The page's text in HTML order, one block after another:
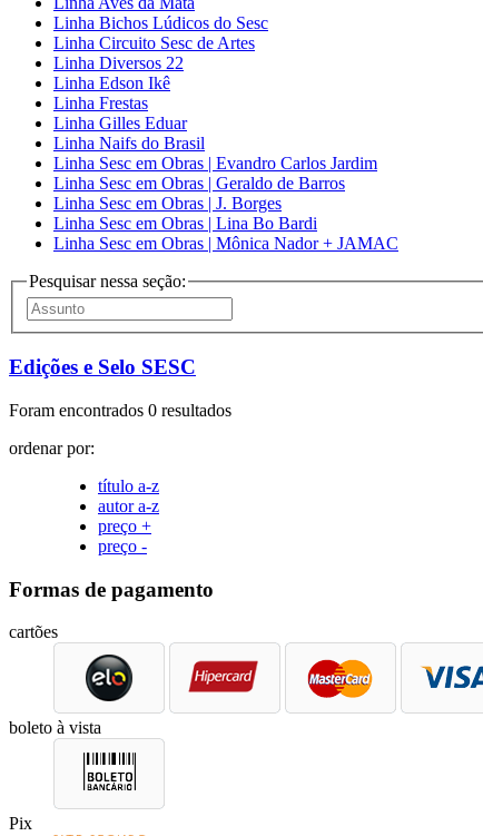
Linha Bichos Lúdicos do Sesc
Linha Circuito Sesc de Artes
Linha Diversos 22
Linha Edson Ikê
Linha Frestas
Linha Gilles Eduar
Linha Naifs do Brasil
Linha Sesc em Obras | Evandro Carlos Jardim
Linha Sesc em Obras | Geraldo de Barros
Linha Sesc em Obras | J. Borges
Linha Sesc em Obras | Lina Bo Bardi
Linha Sesc em Obras | Mônica Nador + JAMAC
Pesquisar nessa seção:
Edições e Selo SESC
Foram encontrados 0 resultados
ordenar por:
título a-z
autor a-z
preço +
preço -
Formas de pagamento
cartões
boleto à vista
Pix